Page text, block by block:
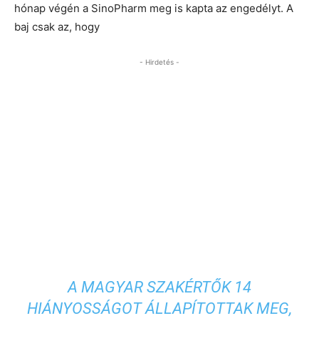
hónap végén a SinoPharm meg is kapta az engedélyt. A
baj csak az, hogy
- Hirdetés -
A MAGYAR SZAKÉRTŐK 14
HIÁNYOSSÁGOT ÁLLAPÍTOTTAK MEG,